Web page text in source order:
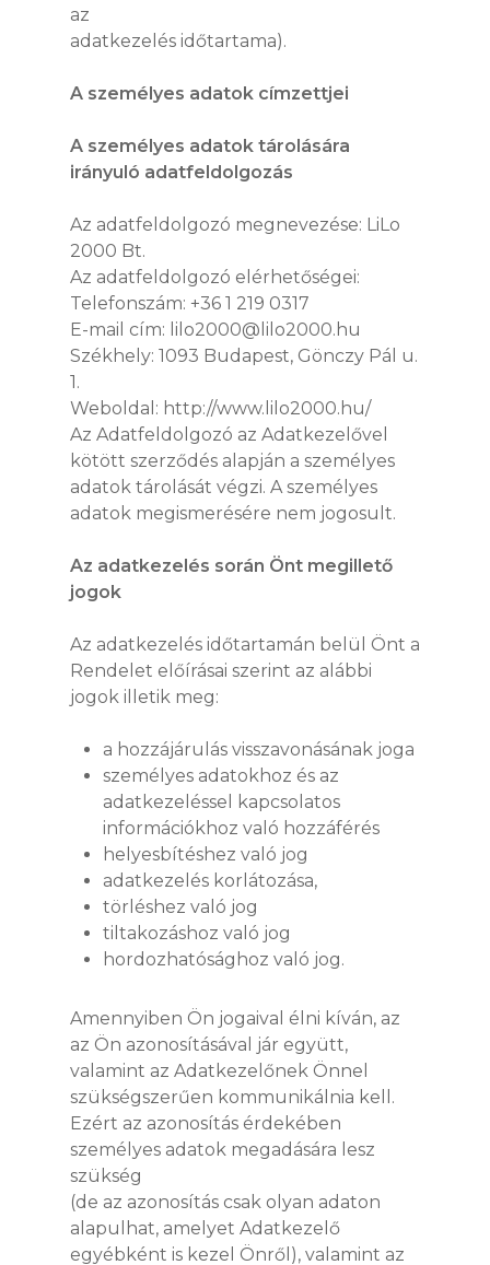
az
adatkezelés időtartama).
A személyes adatok címzettjei
A személyes adatok tárolására
irányuló adatfeldolgozás
Az adatfeldolgozó megnevezése: LiLo
2000 Bt.
Az adatfeldolgozó elérhetőségei:
Telefonszám: +36 1 219 0317
E-mail cím: lilo2000@lilo2000.hu
Székhely: 1093 Budapest, Gönczy Pál u.
1.
Weboldal: http://www.lilo2000.hu/
Az Adatfeldolgozó az Adatkezelővel
kötött szerződés alapján a személyes
adatok tárolását végzi. A személyes
adatok megismerésére nem jogosult.
Az adatkezelés során Önt megillető
jogok
Az adatkezelés időtartamán belül Önt a
Rendelet előírásai szerint az alábbi
jogok illetik meg:
a hozzájárulás visszavonásának joga
személyes adatokhoz és az
adatkezeléssel kapcsolatos
információkhoz való hozzáférés
helyesbítéshez való jog
adatkezelés korlátozása,
törléshez való jog
tiltakozáshoz való jog
hordozhatósághoz való jog.
Amennyiben Ön jogaival élni kíván, az
az Ön azonosításával jár együtt,
valamint az Adatkezelőnek Önnel
szükségszerűen kommunikálnia kell.
Ezért az azonosítás érdekében
személyes adatok megadására lesz
szükség
(de az azonosítás csak olyan adaton
alapulhat, amelyet Adatkezelő
egyébként is kezel Önről), valamint az